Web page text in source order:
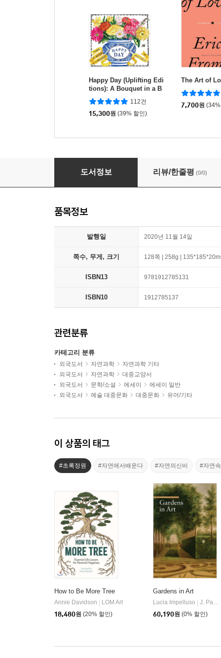
Happy Day (Uplifting Edi
tions): A Bouquet in a B
ook (부케북 / 팝업북)
112건
15,300원 (39% 할인)
The Art of
7,700원
How to Be More Tree
도서정보 리뷰/한줄평 (0/0)
품목정보
발행일 2020년 11월 14일
쪽수, 무게, 크기 128쪽 | 258g |
ISBN13 9781912785131
ISBN10 1912785137
관련분류
카테고리 분류
외국도서 자연과학
자연과학 기타
외국도서
자연과학
대중교양서
외국도서
문학/소설 에세이
에세이 일반
외국도서
예술 대중문화 대중문화 유머/기타
이 상품의 태그
#초록정원 #자연에서배운다 #자연의신비 #자연
How to Be More Tree
Annie Davidson
LOM Art
18,480원 (20% 할인)
Gardens in Art
Lucia Impelluso
J. Paul Getty Museum
60,190원 (0% 할인)